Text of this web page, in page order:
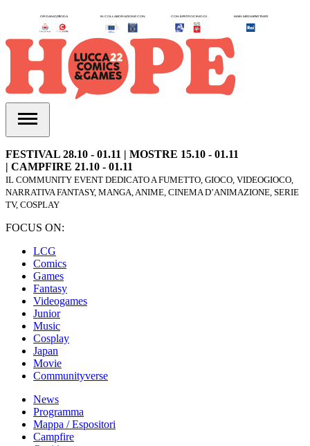
FESTIVAL 28.10 - 01.11 | MOSTRE 15.10 - 01.11
| CAMPFIRE 21.10 - 01.11
IL COMMUNITY EVENT DEDICATO A FUMETTO, GIOCO, VIDEOGIOCO,
NARRATIVA FANTASY, MANGA, ANIME, CINEMA D’ANIMAZIONE, SERIE
TV, COSPLAY
FOCUS ON:
LCG
Comics
Games
Fantasy
Videogames
Junior
Music
Cosplay
Japan
Movie
Communityverse
News
Programma
Mappa / Espositori
Campfire